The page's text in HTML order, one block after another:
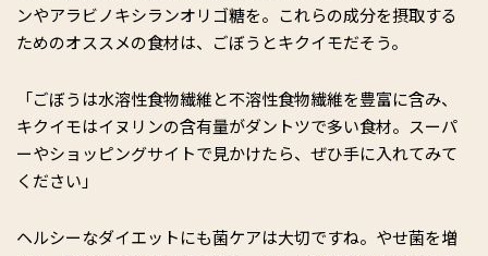
ンやアラビノキシランオリゴ糖を。これらの成分を摂取する
ためのオススメの食材は、ごぼうとキクイモだそう。
「ごぼうは水溶性食物繊維と不溶性食物繊維を豊富に含み、
キクイモはイヌリンの含有量がダントツで多い食材。スーパ
ーやショッピングサイトで見かけたら、ぜひ手に入れてみて
ください」
ヘルシーなダイエットにも菌ケアは大切ですね。やせ菌を増